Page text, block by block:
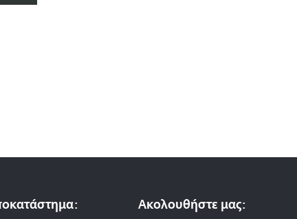
Ακολουθήστε μας: